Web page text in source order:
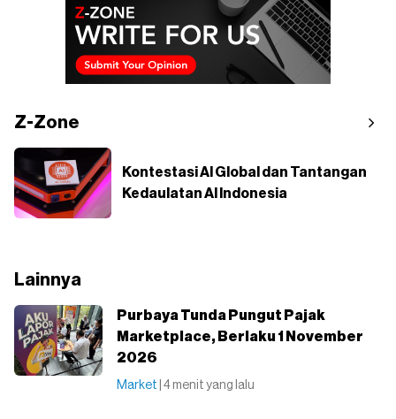
Z-Zone
Kontestasi AI Global dan Tantangan
Kedaulatan AI Indonesia
Lainnya
Purbaya Tunda Pungut Pajak
Marketplace, Berlaku 1 November
2026
Market | 4 menit yang lalu